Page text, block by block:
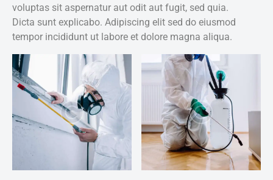
voluptas sit aspernatur aut odit aut fugit, sed quia.
Dicta sunt explicabo. Adipiscing elit sed do eiusmod
tempor incididunt ut labore et dolore magna aliqua.